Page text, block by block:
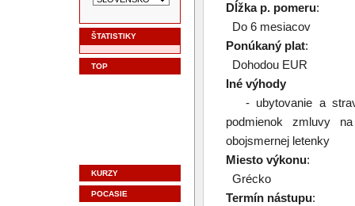
ŠTATISTIKY
TOP
KURZY
POCASIE
Dĺžka p. pomeru:
Do 6 mesiacov
Ponúkaný plat:
Dohodou EUR
Iné výhody
- ubytovanie a
podmienok zmluvy
obojsmernej letenky
Miesto výkonu:
Grécko
Termín nástupu: